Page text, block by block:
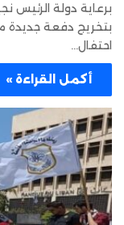
برعاية دولة الرئيس
بتخريج دفعة جديدة
احتفال…
أكمل القراءة »